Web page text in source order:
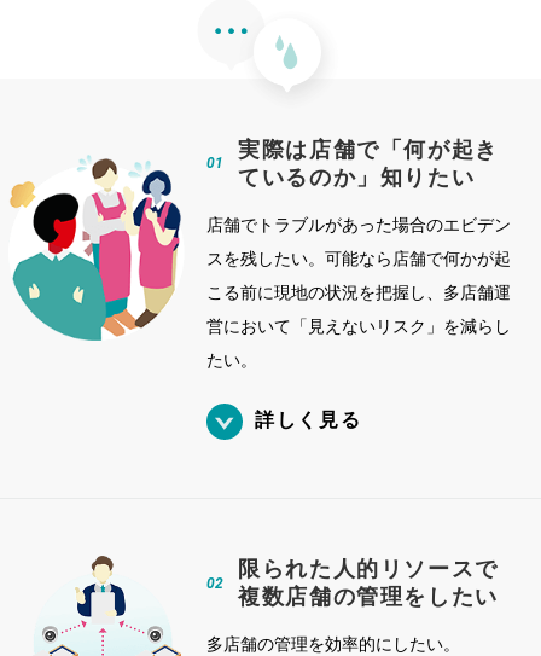
01
実際は店舗で「何が起き
ているのか」知りたい
店舗でトラブルがあった場合のエビデン
スを残したい。可能なら店舗で何かが起
こる前に現地の状況を把握し、多店舗運
営において「見えないリスク」を減らし
たい。
詳しく見る
02
限られた人的リソースで
複数店舗の管理をしたい
多店舗の管理を効率的にしたい。